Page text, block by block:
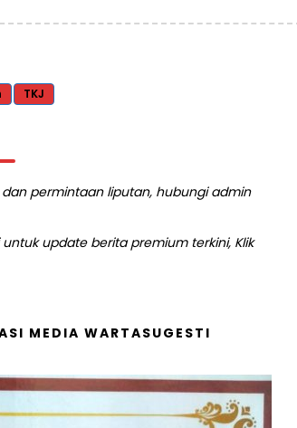
TKJ
dan permintaan liputan, hubungi admin
update berita premium terkini, Klik
MEDIA WARTASUGESTI